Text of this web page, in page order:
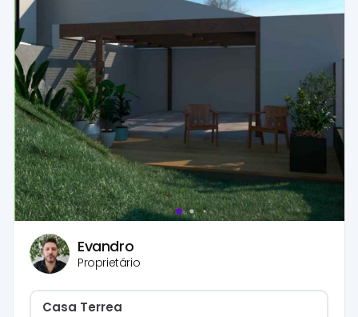
Evandro
Proprietário
Casa Terrea